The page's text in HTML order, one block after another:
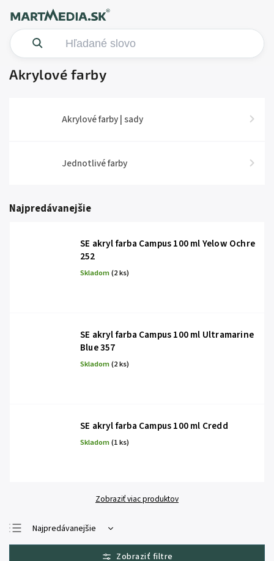
Akrylové farby
Akrylové farby | sady
Jednotlivé farby
Najpredávanejšie
SE akryl farba Campus 100 ml Yelow Ochre
252
Skladom(2 ks)
SE akryl farba Campus 100 ml Ultramarine
Blue 357
Skladom(2 ks)
SE akryl farba Campus 100 ml Credd
Skladom(1 ks)
Zobraziť viac produktov
Najpredávanejšie
Najlacnejšie